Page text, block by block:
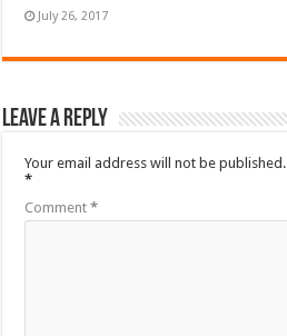
July 26, 2017
Leave a Reply
Your email address will not be published.
*
Comment*